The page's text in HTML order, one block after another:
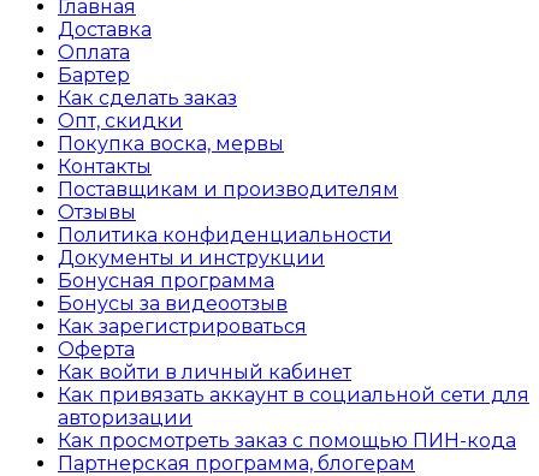
Главная
Доставка
Оплата
Бартер
Как сделать заказ
Опт, скидки
Покупка воска, мервы
Контакты
Поставщикам и производителям
Отзывы
Политика конфиденциальности
Документы и инструкции
Бонусная программа
Бонусы за видеоотзыв
Как зарегистрироваться
Оферта
Как войти в личный кабинет
Как привязать аккаунт в социальной сети для
авторизации
Как просмотреть заказ с помощью ПИН-кода
Партнерская программа, блогерам